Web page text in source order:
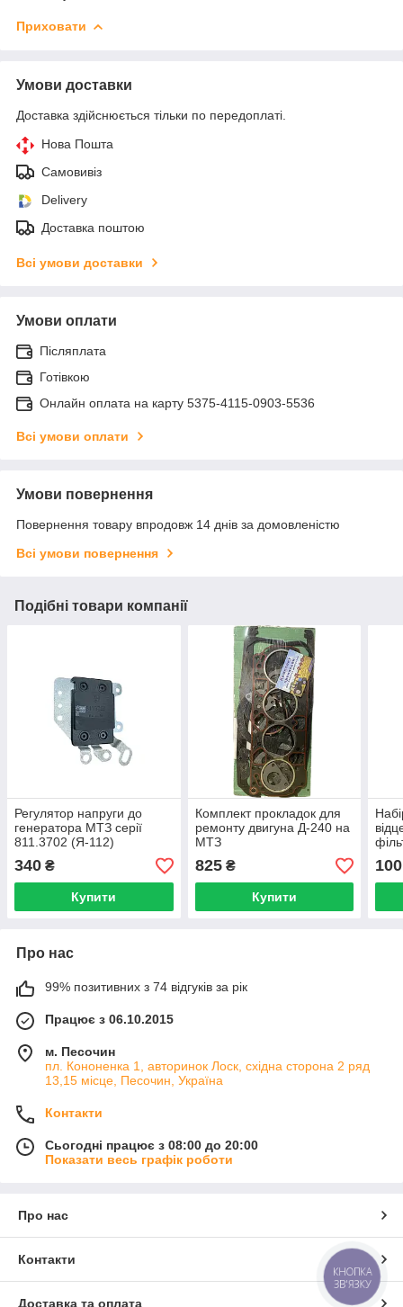
Приховати
Умови доставки
Доставка здійснюється тільки по передоплаті.
Нова Пошта
Самовивіз
Delivery
Доставка поштою
Всі умови доставки
Умови оплати
Післяплата
Готівкою
Онлайн оплата на карту 5375-4115-0903-5536
Всі умови оплати
Умови повернення
Повернення товару впродовж 14 днів за домовленістю
Всі умови повернення
Подібні товари компанії
Регулятор напруги до
генератора МТЗ серії
811.3702 (Я-112)
340 ₴
Купити
Комплект прокладок для
ремонту двигуна Д-240 на
МТЗ
825₴
Купити
100
Про нас
99% позитивних з 74 відгуків за рік
Працює з 06.10.2015
м. Песочин
пл. Кононенка 1, авторинок Лоск, східна сторона 2 ряд
13,15 місце, Песочин, Україна
Контакти
Сьогодні працює з 08:00 до 20:00
Показати весь графік роботи
Про нас
Контакти
Доставка та оплата
КНОПКА
ЗВ'ЯЗКУ